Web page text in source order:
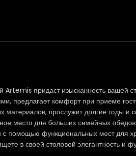
Artemis придаст изысканность вашей
предлагает комфорт при приеме
материалов, прослужит долгие годы и
место для больших семейных
помощью функциональных мест для
в своей столовой элегантность